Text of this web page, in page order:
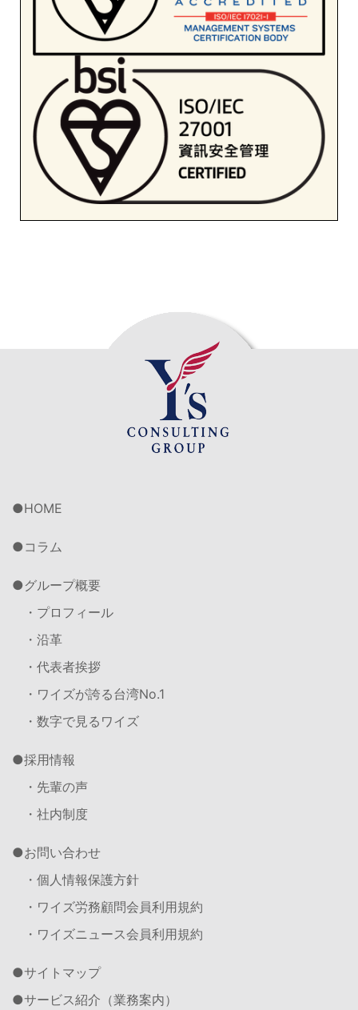
HOME
コラム
グループ概要
・プロフィール
・沿革
・代表者挨拶
・ワイズが誇る台湾No.1
・数字で見るワイズ
採用情報
・先輩の声
・社内制度
お問い合わせ
・個人情報保護方針
・ワイズ労務顧問会員利用規約
・ワイズニュース会員利用規約
サイトマップ
サービス紹介（業務案内）